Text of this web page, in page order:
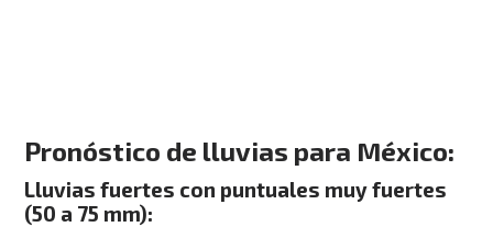
Pronóstico de lluvias para México:
Lluvias fuertes con puntuales muy fuertes
(50 a 75 mm):